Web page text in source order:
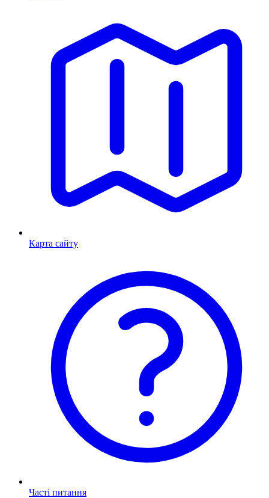
Карта сайту
Часті питання